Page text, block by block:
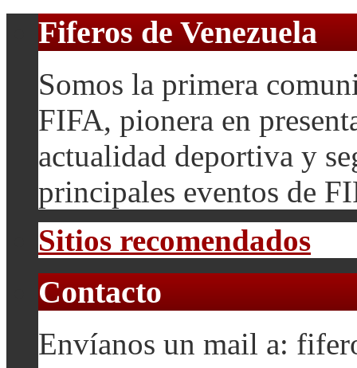
Fiferos de Venezuela
Somos la primera
FIFA, pionera en
actualidad deportiva y
principales eventos de
Sitios recomendados
Contacto
Envíanos un mail a: